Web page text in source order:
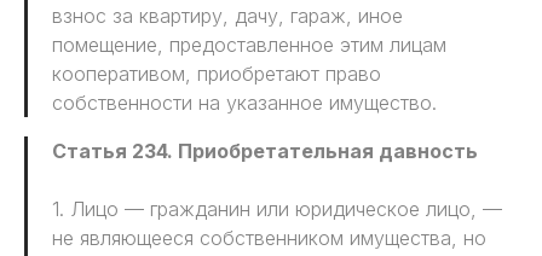
взнос за квартиру, дачу, гараж, иное
помещение, предоставленное этим лицам
кооперативом, приобретают право
собственности на указанное имущество.
Статья 234. Приобретательная давность
1. Лицо — гражданин или юридическое лицо, —
не являющееся собственником имущества, но